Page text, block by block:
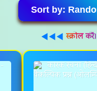
Sort by:
◀◀◀ स्क्रोल करें।